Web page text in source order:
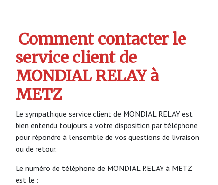
Comment contacter le
service client de
MONDIAL RELAY à
METZ
Le sympathique service client de MONDIAL RELAY est
bien entendu toujours à votre disposition par téléphone
pour répondre à l’ensemble de vos questions de livraison
ou de retour.
Le numéro de téléphone de MONDIAL RELAY à METZ
est le :